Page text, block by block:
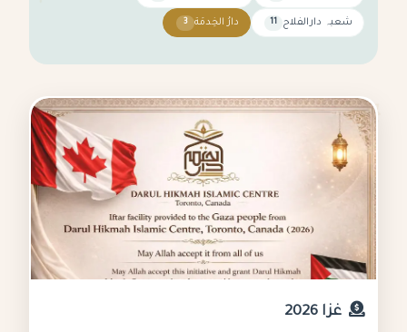
شعبہ دارالفلاح 11 دارُ الخِدمَة 3
غزا 2026